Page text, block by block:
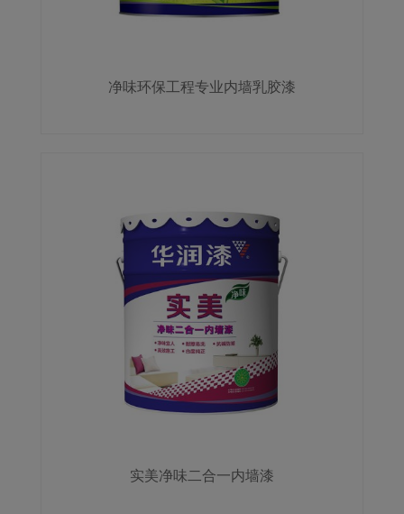
净味环保工程专业内墙乳胶漆
实美净味二合一内墙漆